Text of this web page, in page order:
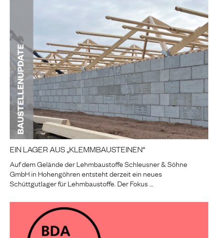
EIN LAGER AUS „KLEMMBAUSTEINEN“
Auf dem Gelände der Lehmbaustoffe Schleusner & Söhne
GmbH in Hohengöhren entsteht derzeit ein neues
Schüttgutlager für Lehmbaustoffe. Der Fokus …